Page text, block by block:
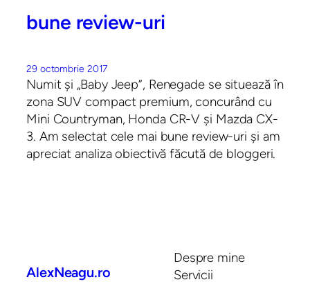
bune review-uri
29 octombrie 2017
Numit și „Baby Jeep”, Renegade se situează în
zona SUV compact premium, concurând cu
Mini Countryman, Honda CR-V și Mazda CX-
3. Am selectat cele mai bune review-uri și am
apreciat analiza obiectivă făcută de bloggeri.
AlexNeagu.ro
Despre mine
Servicii